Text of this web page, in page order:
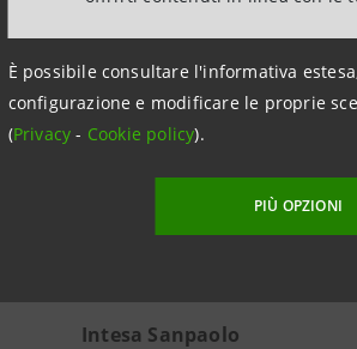
È possibile consultare l'informativa
configurazione e modificare le proprie
(Privacy- Cookie policy).
PIÙ OPZIONI
persegue con successo
delle Startup che hanno
formative e networking per
Contatti stampa
info@realbowl.it
Intesa Sanpaolo